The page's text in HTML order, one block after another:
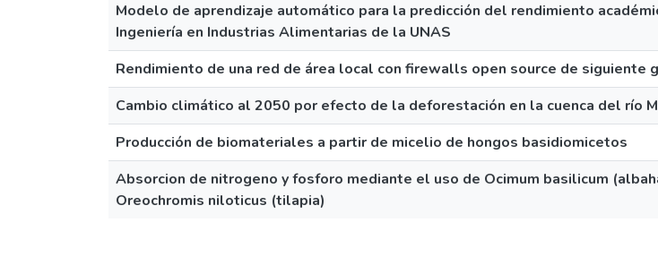
Modelo de aprendizaje automático para la predicción del rendimiento
Ingeniería en Industrias Alimentarias de la UNAS
Rendimiento de una red de área local con firewalls open source de siguiente
Cambio climático al 2050 por efecto de la deforestación en la cuenca del río
Producción de biomateriales a partir de micelio de hongos basidiomicetos
Absorcion de nitrogeno y fosforo mediante el uso de Ocimum basilicum
Oreochromis niloticus (tilapia)